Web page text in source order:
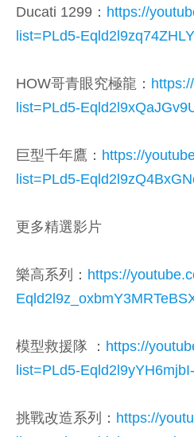
Ducati 1299： https://
list=PLd5-
HOW哥青眼究極龍：
list=PLd5-
巨型千年鷹： https://
list=PLd5-
更多精選影片
樂高系列： https://
模型救援隊 ： https://
list=PLd5-
挑戰改造系列： https://